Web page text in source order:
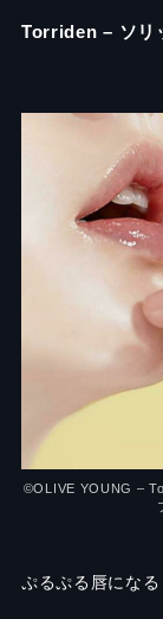
Torriden – ソリ
©OLIVE YOUNG –
ぷるぷる唇になる